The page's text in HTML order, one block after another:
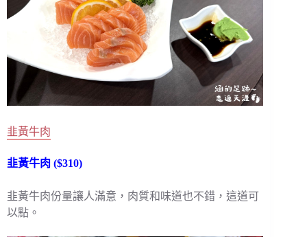
韭黃牛肉
韭黃牛肉 ($310)
韭黃牛肉份量讓人滿意，肉質和味道也不錯，這道可
以點。